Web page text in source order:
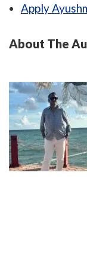
Apply
About The